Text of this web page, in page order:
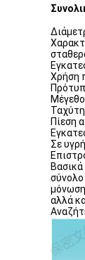
Χρήση
Πίεση
Σε
σύνολο
αλλά